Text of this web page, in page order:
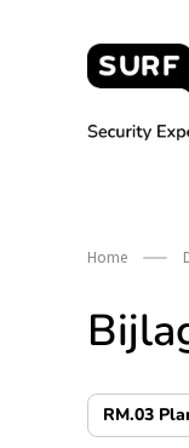
Security
Home
RM.03